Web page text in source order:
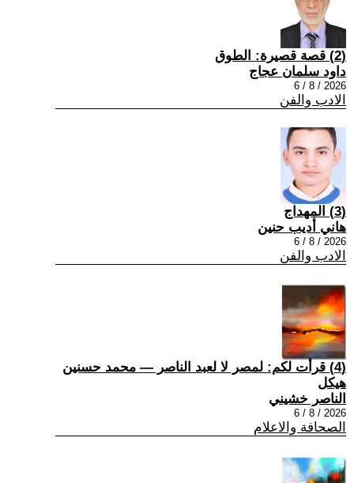
(2) قصة قصيرة: الطوق
داود سلمان عجاج
2026 / 8 / 6
الادب والفن
(3) المهداج
هاني أديب حنين
2026 / 8 / 6
الادب والفن
(4) قرأت لكم: لمصر لا لعبد الناصر — محمد حسنين
هيكل
الناصر خشيني
2026 / 8 / 6
الصحافة والاعلام